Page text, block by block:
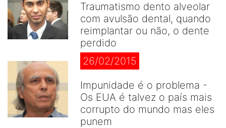
Traumatismo dento alveolar
com avulsão dental, quando
reimplantar ou não, o dente
perdido
26/02/2015
Impunidade é o problema -
Os EUA é talvez o país mais
corrupto do mundo mas eles
punem